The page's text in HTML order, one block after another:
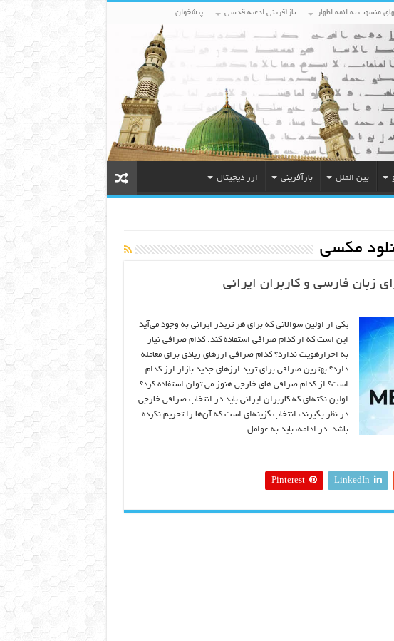
منسوب به ائمه اطهار بازآفرینی ادعیه قدسی پیشخوان
بین الملل بازآفرینی ارز دیجیتال
مکسی
یکی از اولین سوالاتی که برای هر تریدر ایرانی به وجود می‌آید
این است که از کدام صرافی استفاده کند. کدام صرافی نیاز
به احرازهویت ندارد؟ کدام صرافی ارزهای زیادی برای معامله
دارد؟ بهترین صرافی برای ترید ارزهای جدید بازار ارز کدام
است؟ از کدام صرافی های خارجی هنوز می توان استفاده کرد؟
اولین نکته‌ای که کاربران ایرانی باید در انتخاب صرافی خارجی
در نظر بگیرند، انتخاب گزینه‌ای است که آن‌ها را تحریم نکرده
باشد. در ادامه، باید به عوامل …
LinkedIn
Pinterest